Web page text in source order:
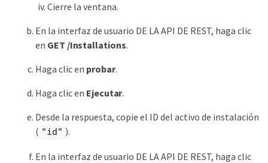
Cierre la ventana.
En la interfaz de usuario DE LA API DE REST, haga clic
en GET ​/Installations.
Haga clic en probar.
Haga clic en Ejecutar.
Desde la respuesta, copie el ID del activo de instalación
( "id" ).
En la interfaz de usuario DE LA API DE REST, haga clic